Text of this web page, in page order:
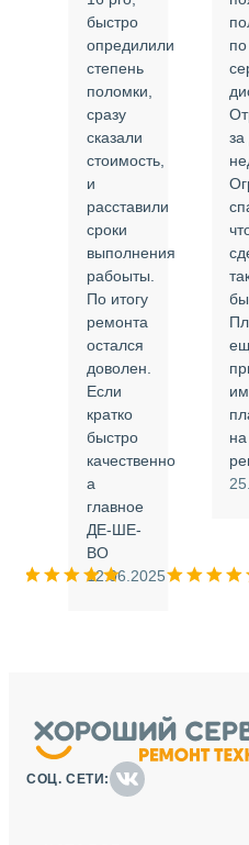
быстро
опредилили
степень
поломки,
сразу
сказали
стоимость,
и
расставили
сроки
выполнения
рабоыты.
По итогу
ремонта
остался
доволен.
Если
кратко
быстро
качественно
а
главное
ДЕ-ШЕ-
ВО
12.06.2025
по
за
им
на
СОЦ. СЕТИ: